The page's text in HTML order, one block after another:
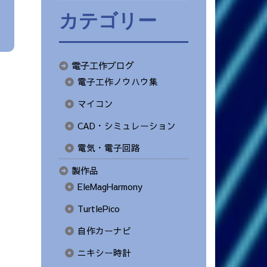
カテゴリー
電子工作ブログ
電子工作ノウハウ集
マイコン
CAD・シミュレーション
電気・電子回路
製作品
EleMagHarmony
TurtlePico
自作カーナビ
ニキシー時計